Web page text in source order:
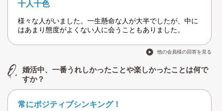
十人十色
様々な人がいました。一生懸命な人が大半でしたが、中に
はあまり態度がよくない人に会うこともありました。
他の会員様の回答を見る
婚活中、一番うれしかったことや楽しかったことは何で
すか？
常にポジティブシンキング！